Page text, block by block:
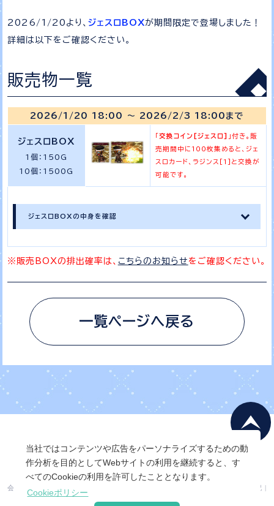
当社ではコンテンツや広告をパーソナライズするための動
作分析を目的としてWebサイトの利用を継続すると、す
べてのCookieの利用を許可したこととなります。
Cookieポリシー
2026/1/20より、 ジェスロBOXが期間限定で登場しました！
詳細は以下をご確認ください。
販売物一覧
2026/1/20 18:00 ～ 2026/2/3 18:00まで
ジェスロBOX
1個：150G
10個：1500G
「交換コイン[ジェスロ] 」付き。販
売期間中に100枚集めると、ジェ
スロカード、ラジンス[1]と交換が
可能です。
ジェスロBOXの中身を確認
※販売BOXの排出確率は、 こちらのお知らせ をご確認ください。
一覧ページへ戻る
会社概要 会員利用規約 特定商取引法に基づく表記 |
サービス利用規約|運営ポリシー